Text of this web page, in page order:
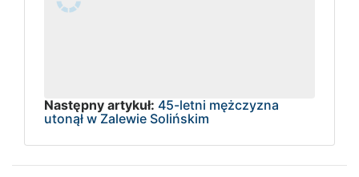
Następny artykuł: 45-letni mężczyzna
utonął w Zalewie Solińskim